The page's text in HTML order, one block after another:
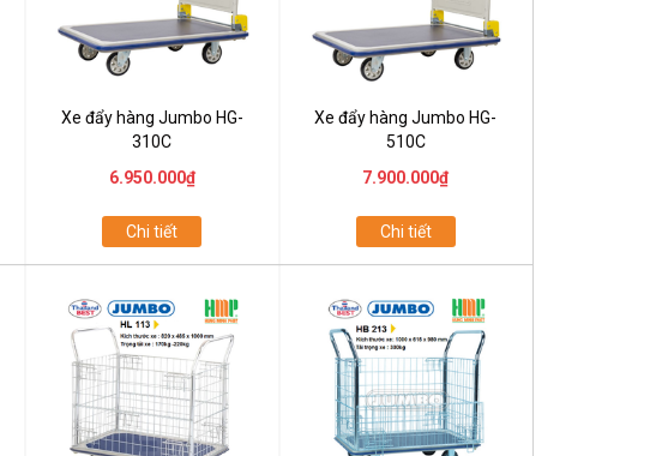
Xe đẩy hàng Jumbo HG-
310C
6.950.000₫
Chi tiết
Xe đẩy hàng Jumbo HG-
510C
7.900.000₫
Chi tiết